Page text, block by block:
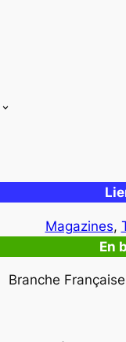
Magazines,
En
Branche